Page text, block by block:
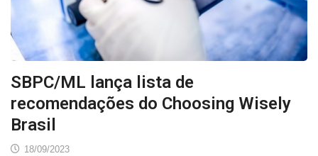
SBPC/ML lança lista de
recomendações do Choosing Wisely
Brasil
18/09/2023